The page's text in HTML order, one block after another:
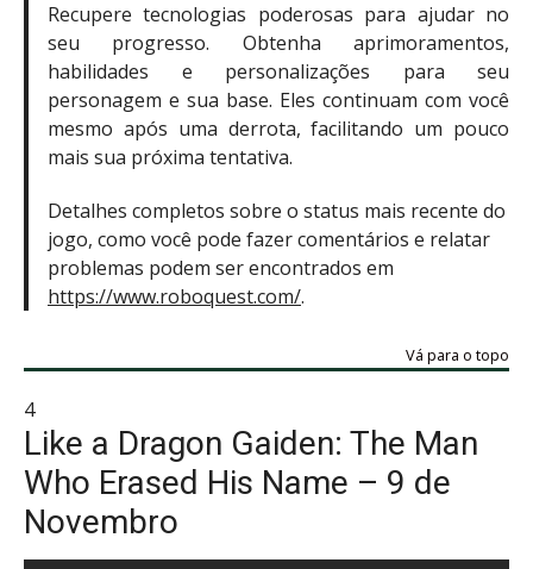
Recupere tecnologias poderosas para ajudar no
seu progresso. Obtenha aprimoramentos,
habilidades e personalizações para seu
personagem e sua base. Eles continuam com você
mesmo após uma derrota, facilitando um pouco
mais sua próxima tentativa.
Detalhes completos sobre o status mais recente do
jogo, como você pode fazer comentários e relatar
problemas podem ser encontrados em
https://www.roboquest.com/.
Vá para o topo
4
Like a Dragon Gaiden: The Man
Who Erased His Name – 9 de
Novembro